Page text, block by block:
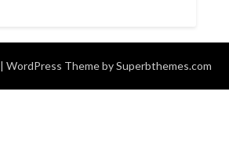
| WordPress Theme bySuperbthemes.com